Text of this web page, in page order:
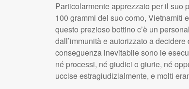
Particolarmente apprezzato per il suo
100 grammi del suo corno, Vietnamiti
questo prezioso bottino c’è un
dall’immunità e autorizzato a
conseguenza inevitabile sono le
né processi, né giudici o giurie, né
uccise estragiudizialmente, e molti